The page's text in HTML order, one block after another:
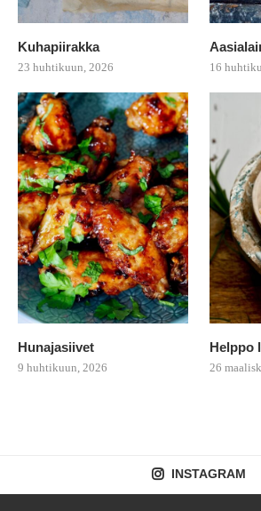
Kuhapiirakka
23 huhtikuun, 2026 16
Hunajasiivet
9 huhtikuun, 2026
Helppo
26
INSTAGRAM